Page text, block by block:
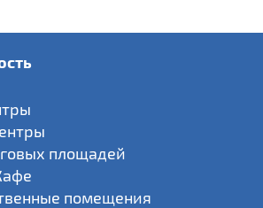
площадей
помещения